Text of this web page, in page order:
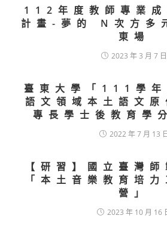
112年度教師專業成
計畫-夢的 N次方多
東場
2023 年 3 月 7 日
臺東大學「111學年
語文領域本土語文原
專長學士後教育學
2022 年 7 月 13
【研習】國立臺灣
「本土音樂教育培力
營」
2023 年 10 月 16